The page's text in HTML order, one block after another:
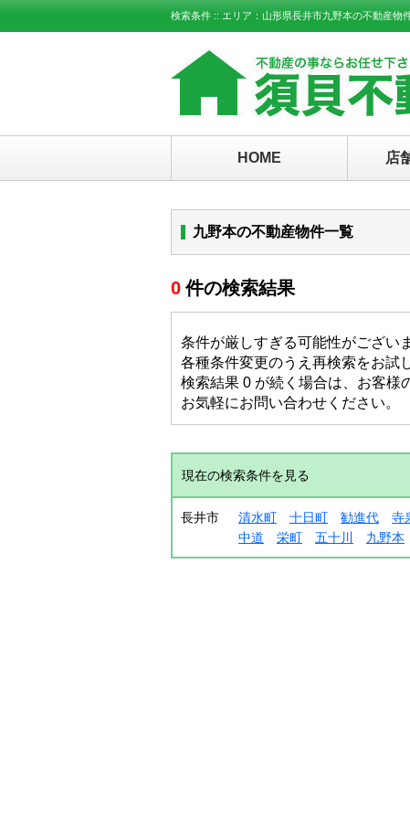
検索条件 :: エリア：山形県長井市九野本の不動産物
HOME 店
九野本の不動産物件一覧
0 件の検索結果
条件が厳しすぎる可能性がござい
各種条件変更のうえ再検索をお試
検索結果 0 が続く場合は、お客様
お気軽にお問い合わせください。
現在の検索条件を見る
長井市 清水町 十日町 勧進代 寺
中道
栄町 五十川 九野本